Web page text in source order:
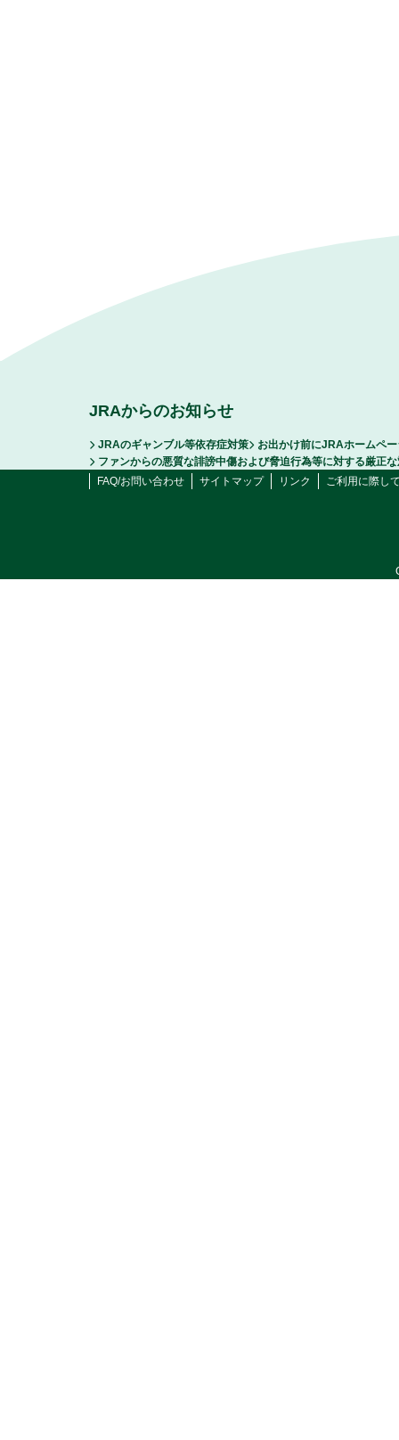
JRAからのお知らせ
JRAのギャンブル等依存症対策
お出かけ前にJRAホームペ
ファンからの悪質な誹謗中傷および脅迫行為等に対する厳正
FAQ/お問い合わせ
サイトマップ リンク ご利用に際し